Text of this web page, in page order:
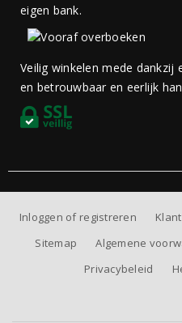
eigen bank.
Veilig winkelen mede dankzij
en betrouwbaar en eerlijk
Inloggen of registreren
Sitemap
Algemene
Privacybeleid